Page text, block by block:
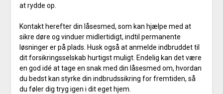
at rydde op.
Kontakt herefter din låsesmed, som kan hjælpe med at
sikre døre og vinduer midlertidigt, indtil permanente
løsninger er på plads. Husk også at anmelde indbruddet til
dit forsikringsselskab hurtigst muligt. Endelig kan det være
en god idé at tage en snak med din låsesmed om, hvordan
du bedst kan styrke din indbrudssikring for fremtiden, så
du føler dig tryg igen i dit eget hjem.